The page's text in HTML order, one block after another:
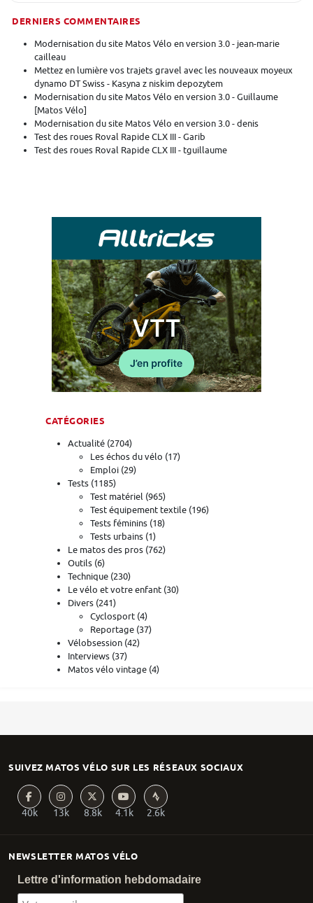
DERNIERS COMMENTAIRES
Modernisation du site Matos Vélo en version 3.0 - jean-marie
cailleau
Mettez en lumière vos trajets gravel avec les nouveaux moyeux
dynamo DT Swiss - Kasyna z niskim depozytem
Modernisation du site Matos Vélo en version 3.0 - Guillaume
[Matos Vélo]
Modernisation du site Matos Vélo en version 3.0 - denis
Test des roues Roval Rapide CLX III - Garib
Test des roues Roval Rapide CLX III - tguillaume
CATÉGORIES
Actualité (2704)
Les échos du vélo (17)
Emploi (29)
Tests (1185)
Test matériel (965)
Test équipement textile (196)
Tests féminins (18)
Tests urbains (1)
Le matos des pros (762)
Outils (6)
Technique (230)
Le vélo et votre enfant (30)
Divers (241)
Cyclosport (4)
Reportage (37)
Vélobsession (42)
Interviews (37)
Matos vélo vintage (4)
NEWSLETTER MATOS VÉLO
Lettre d'information hebdomadaire
SUIVEZ MATOS VÉLO SUR LES RÉSEAUX SOCIAUX
40k 13k 8.8k 4.1k 2.6k